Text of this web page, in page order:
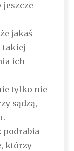
jeszcze
jakaś
takiej
ich
tylko nie
sądzą,
podrabia
którzy